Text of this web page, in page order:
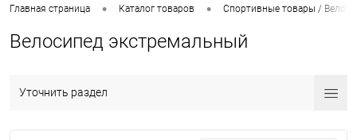
Главная страница • Каталог товаров • Спортивные товары /
Велосипед экстремальный
Уточнить раздел